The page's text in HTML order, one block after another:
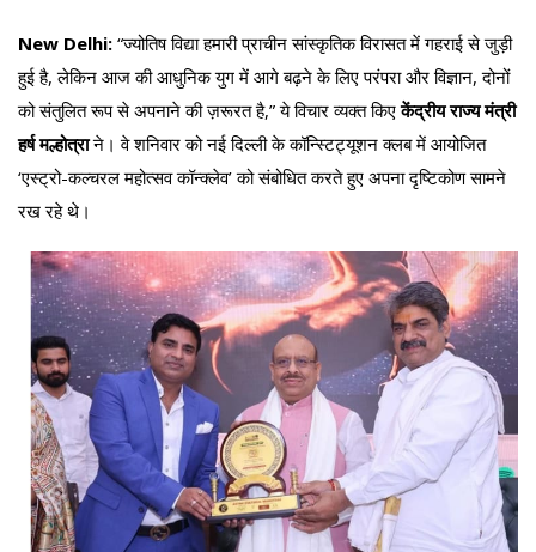
New Delhi: “ज्योतिष विद्या हमारी प्राचीन सांस्कृतिक विरासत में गहराई से जुड़ी
हुई है, लेकिन आज की आधुनिक युग में आगे बढ़ने के लिए परंपरा और विज्ञान, दोनों
को संतुलित रूप से अपनाने की ज़रूरत है,” ये विचार व्यक्त किएकेंद्रीय राज्य मंत्री
हर्ष मल्होत्राने। वे शनिवार को नई दिल्ली के कॉन्स्टिट्यूशन क्लब में आयोजित
‘एस्ट्रो-कल्चरल महोत्सव कॉन्क्लेव’ को संबोधित करते हुए अपना दृष्टिकोण सामने
रख रहे थे।